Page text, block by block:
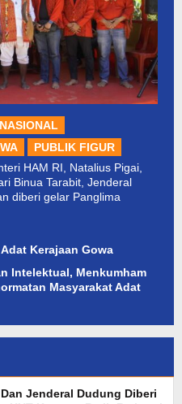
NASIONAL
PUBLIK FIGUR
HAM RI, Natalius Pigai,
Binua Tarabit, Jenderal
diberi gelar Panglima
Kerajaan Gowa
Intelektual, Menkumham
Masyarakat Adat
Jenderal Dudung Diberi